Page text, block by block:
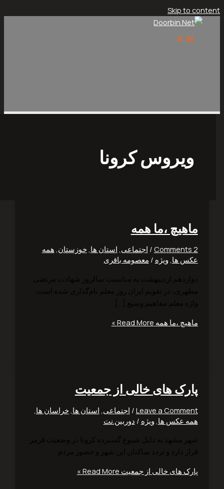
Skip
کرونا
،ما همه
/اجتماعی, استان ها,خوزستان,همه
ویژه/معصومه باقری
،ما همهRead More »
های خالی از جمعیت
Leave a
/اجتماعی , استان ها,خراسان ها
عکس ها,ویژه/دوربین.نت
های خالی از جمعیتRead More »